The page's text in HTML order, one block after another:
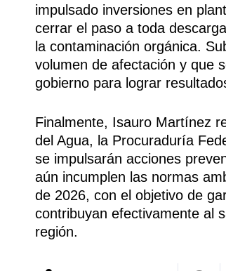
impulsado inversiones en
cerrar el paso a toda
la contaminación orgánica.
volumen de afectación y que
gobierno para lograr
Finalmente, Isauro Martínez
del Agua, la Procuraduría
se impulsarán acciones
aún incumplen las normas
de 2026, con el objetivo de
contribuyan efectivamente al
región.